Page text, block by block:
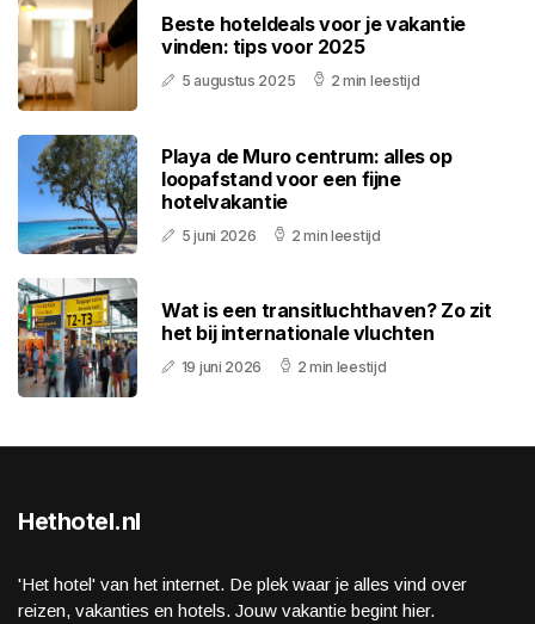
Beste hoteldeals voor je vakantie
vinden: tips voor 2025
5 augustus 2025 2 min leestijd
Playa de Muro centrum: alles op
loopafstand voor een fijne
hotelvakantie
5 juni 2026 2 min leestijd
Wat is een transitluchthaven? Zo zit
het bij internationale vluchten
19 juni 2026 2 min leestijd
Hethotel.nl
'Het hotel' van het internet. De plek waar je alles vind over
reizen, vakanties en hotels. Jouw vakantie begint hier.